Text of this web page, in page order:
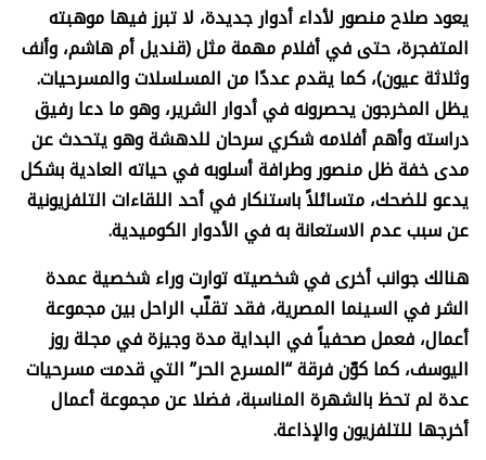
يعود صلاح منصور لأداء أدوار جديدة، لا تبرز فيها موهبته
المتفجرة، حتى في أفلام مهمة مثل (قنديل أم هاشم، وأنف
وثلاثة عيون)، كما يقدم عددًا من المسلسلات والمسرحيات.
يظل المخرجون يحصرونه في أدوار الشرير، وهو ما دعا رفيق
دراسته وأهم أفلامه شكري سرحان للدهشة وهو يتحدث عن
مدى خفة ظل منصور وطرافة أسلوبه في حياته العادية بشكل
يدعو للضحك، متسائلاً باستنكار في أحد اللقاءات التلفزيونية
عن سبب عدم الاستعانة به في الأدوار الكوميدية.
هنالك جوانب أخرى في شخصيته توارت وراء شخصية عمدة
الشر في السينما المصرية، فقد تقلّب الراحل بين مجموعة
أعمال، فعمل صحفياً في البداية مدة وجيزة في مجلة روز
اليوسف، كما كوّن فرقة “المسرح الحر” التي قدمت مسرحيات
عدة لم تحظ بالشهرة المناسبة، فضلا عن مجموعة أعمال
أخرجها للتلفزيون والإذاعة.